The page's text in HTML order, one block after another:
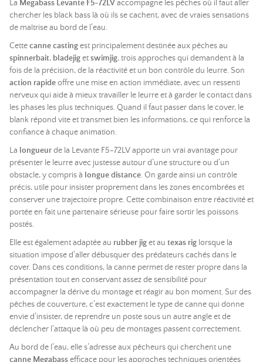
La Megabass Levante F5-72LVaccompagne les pêches où il faut aller
chercher les black bass là où ils se cachent, avec de vraies sensations
de maîtrise au bord de l’eau.
Cettecanne castingest principalement destinée aux pêches au
spinnerbait, bladejigetswimjig, trois approches qui demandent à la
fois de la précision, de la réactivité et un bon contrôle du leurre. Son
action rapideoffre une mise en action immédiate, avec un ressenti
nerveux qui aide à mieux travailler le leurre et à garder le contact dans
les phases les plus techniques. Quand il faut passer dans le cover, le
blank répond vite et transmet bien les informations, ce qui renforce la
confiance à chaque animation.
La longueurde la Levante F5-72LV apporte un vrai avantage pour
présenter le leurre avec justesse autour d’une structure ou d’un
obstacle, y compris à longue distance. On garde ainsi un contrôle
précis, utile pour insister proprement dans les zones encombrées et
conserver une trajectoire propre. Cette combinaison entre réactivité et
portée en fait une partenaire sérieuse pour faire sortir les poissons
postés.
Elle est également adaptée au rubber jiget au texas rig lorsque la
situation impose d’aller débusquer des prédateurs cachés dans le
cover. Dans ces conditions, la canne permet de rester propre dans la
présentation tout en conservant assez de sensibilité pour
accompagner la dérive du montage et réagir au bon moment. Sur des
pêches de couverture, c’est exactement le type de canne qui donne
envie d’insister, de reprendre un poste sous un autre angle et de
déclencher l’attaque là où peu de montages passent correctement.
Au bord de l’eau, elle s’adresse aux pêcheurs qui cherchent une
canne Megabassefficace pour les approches techniques orientées